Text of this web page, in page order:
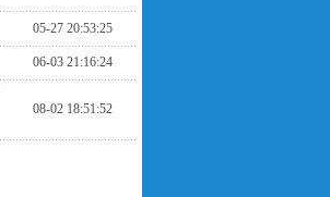
05-27 20:53:25
06-03 21:16:24
08-02 18:51:52